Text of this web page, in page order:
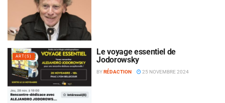
ART(S)
Le voyage essentiel de
Jodorowsky
BYRÉDACTION 25 NOVEMBRE 2024